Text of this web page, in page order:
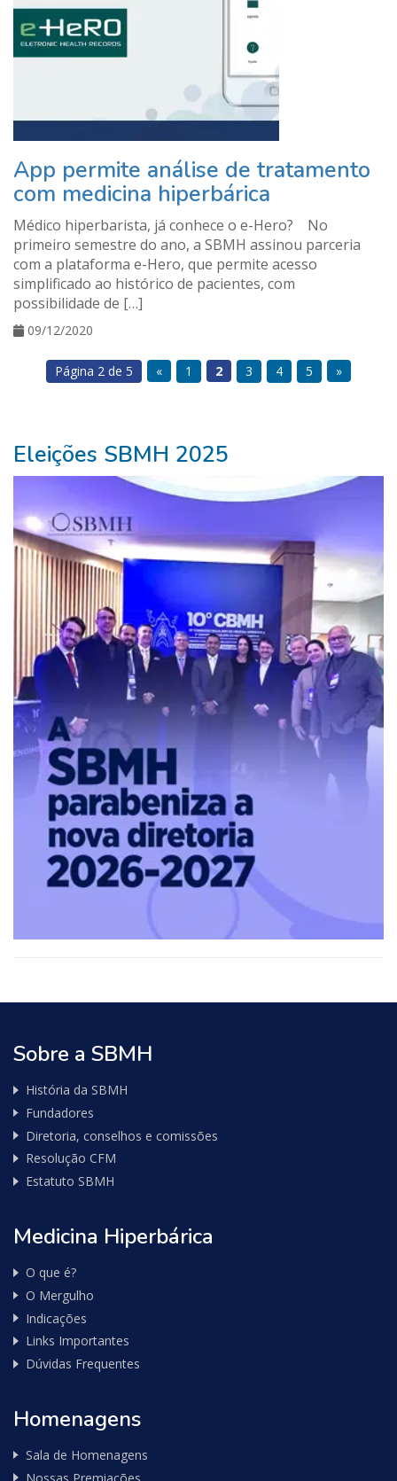
App permite análise de tratamento
com medicina hiperbárica
Médico hiperbarista, já conhece o e-Hero? No
primeiro semestre do ano, a SBMH assinou parceria
com a plataforma e-Hero, que permite acesso
simplificado ao histórico de pacientes, com
possibilidade de […]
09/12/2020
Página 2 de 5 « 1 2 3 4 5 »
Eleições SBMH 2025
Sobre a SBMH
História da SBMH
Fundadores
Diretoria, conselhos e comissões
Resolução CFM
Estatuto SBMH
Medicina Hiperbárica
O que é?
O Mergulho
Indicações
Links Importantes
Dúvidas Frequentes
Homenagens
Sala de Homenagens
Nossas Premiações